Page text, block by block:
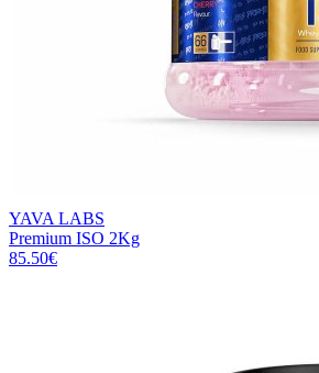
YAVA LABS
Premium ISO 2Kg
85.50€